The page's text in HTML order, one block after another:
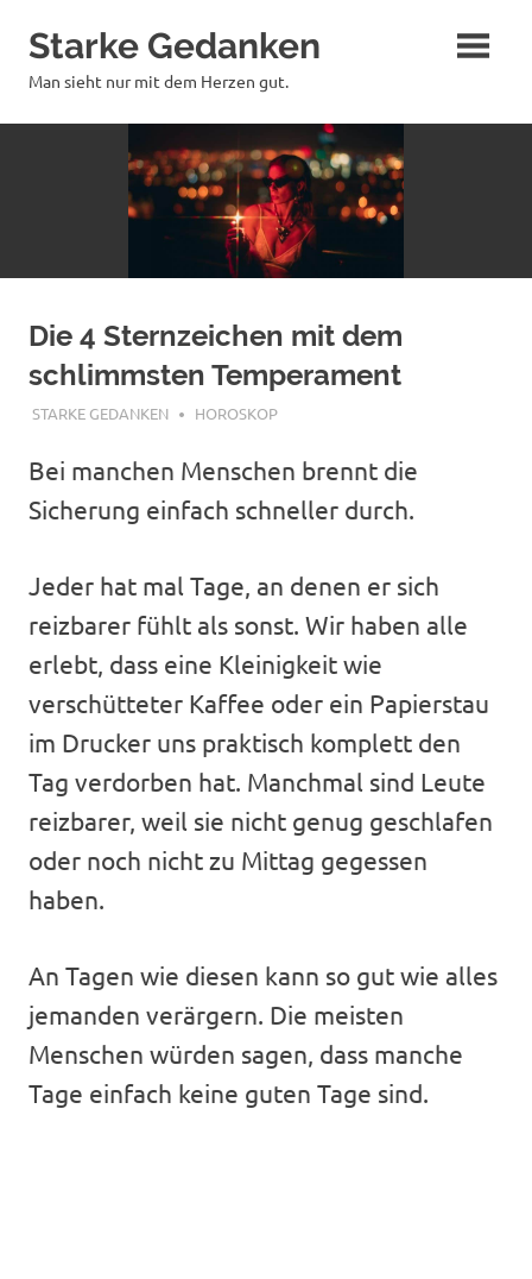
Inhalt
springen
Starke Gedanken
Man sieht nur mit dem Herzen gut.
Die 4 Sternzeichen mit dem
schlimmsten Temperament
NOVEMBER 8, 2019
STARKE GEDANKEN HOROSKOP
Bei manchen Menschen brennt die
Sicherung einfach schneller durch.
Jeder hat mal Tage, an denen er sich
reizbarer fühlt als sonst. Wir haben alle
erlebt, dass eine Kleinigkeit wie
verschütteter Kaffee oder ein Papierstau
im Drucker uns praktisch komplett den
Tag verdorben hat. Manchmal sind Leute
reizbarer, weil sie nicht genug geschlafen
oder noch nicht zu Mittag gegessen
haben.
An Tagen wie diesen kann so gut wie alles
jemanden verärgern. Die meisten
Menschen würden sagen, dass manche
Tage einfach keine guten Tage sind.